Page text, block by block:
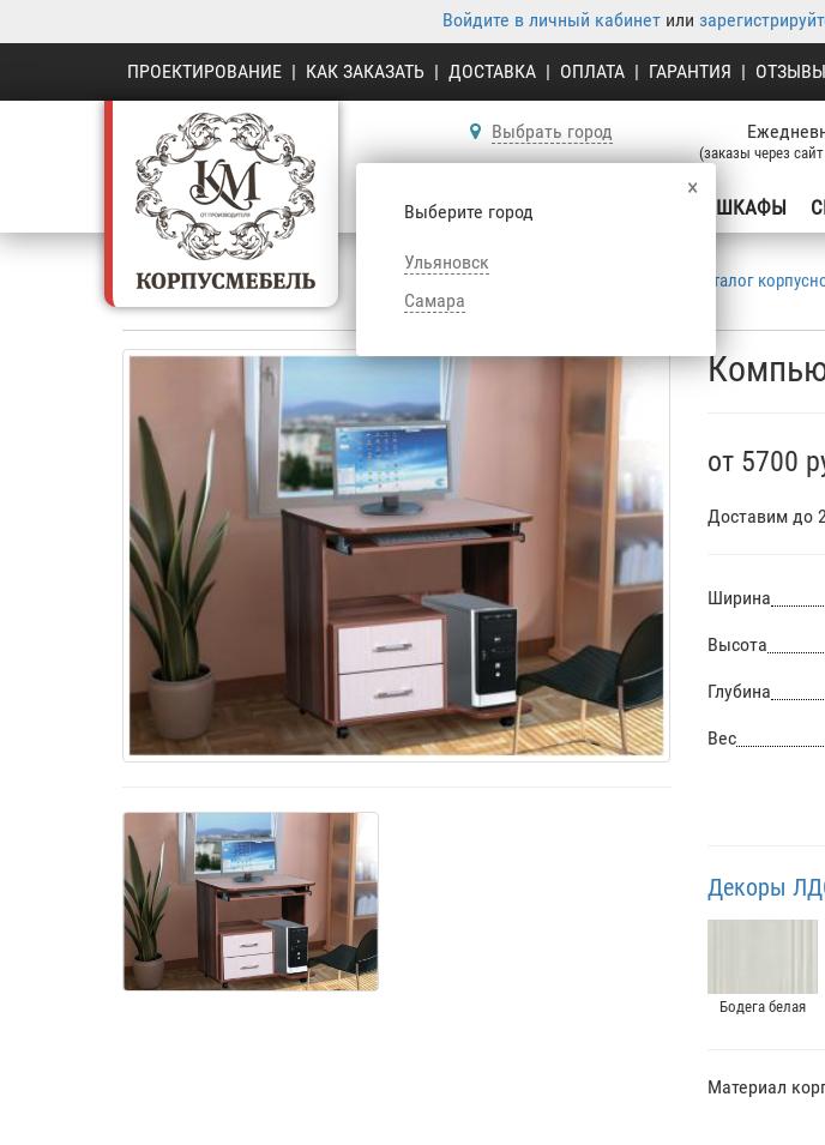
Войдите в личный кабинетили
ПРОЕКТИРОВАНИЕ | КАК ЗАКАЗАТЬ | ДОСТАВКА | ОПЛАТА | ГАРАНТИЯ | ОТЗЫВЫ
Выбрать город
×
Выберите город
Ульяновск
Самара
(заказы через
КУХНЯ ШКАФЫ
Каталог
от 5700
Доставим до
Ширина
Высота
Глубина
Вес
Декоры
Бодега белая
Материал